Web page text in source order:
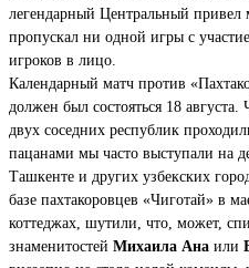
легендарный Центральный привел
пропускал ни одной игры с
игроков в лицо.
Календарный матч против
должен был состояться 18
двух соседних республик
пацанами мы часто выступали на
Ташкенте и других узбекских
базе пахтакоровцев «Чиготай» в
коттеджах, шутили, что, может,
знаменитостей Михаила Ана или